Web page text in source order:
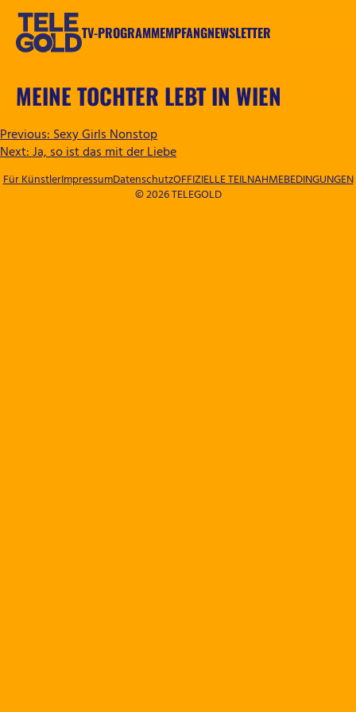
Zum
springen
TV-PROGRAMMEMPFANGNEWSLETTER
MEINE TOCHTER LEBT IN WIEN
BEITRAGSNAVIGATION
Previous:Sexy Girls Nonstop
Next:Ja, so ist das mit der Liebe
© 2026 TELEGOLD
Für KünstlerImpressumDatenschutzOFFIZIELLE TEILNAHMEBEDINGUNGEN